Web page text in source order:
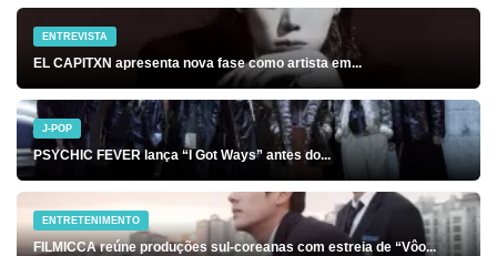
ENTREVISTA
EL CAPITXN apresenta nova fase como artista em...
J-POP
PSYCHIC FEVER lança “I Got Ways” antes do...
ENTRETENIMENTO
FILMICCA reúne produções sul-coreanas com estreia de “Vôo...